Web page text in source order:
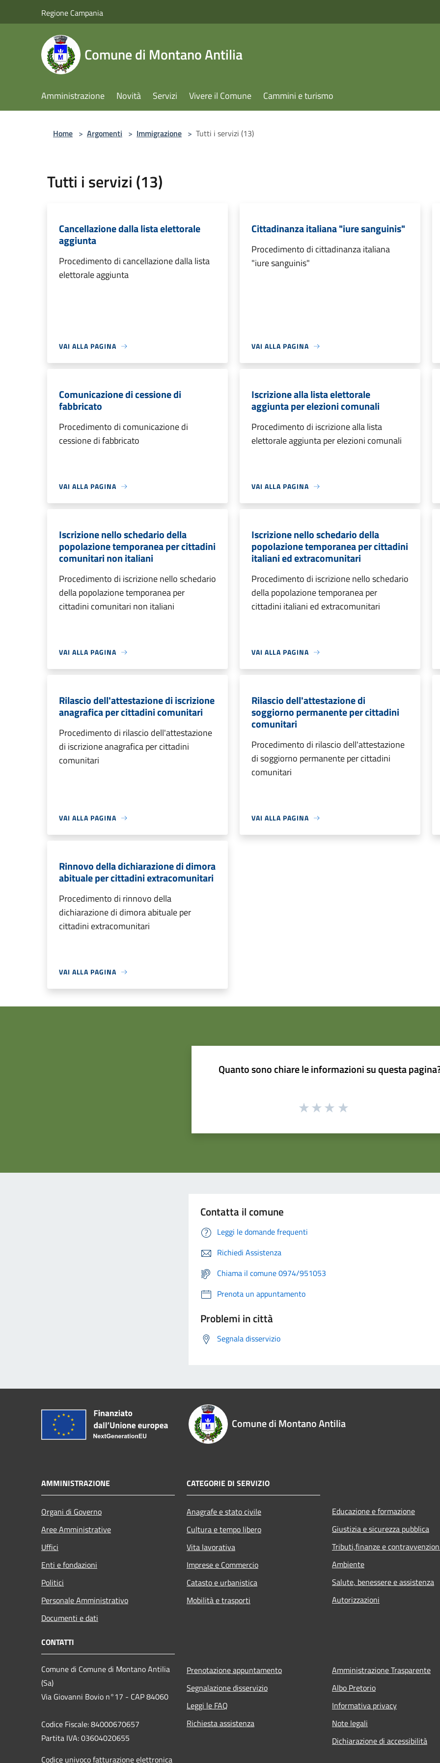
Regione Campania
Comune di Montano Antilia
Amministrazione Novità Servizi Vivere il Comune Cammini e turismo
Home > Argomenti > Immigrazione > Tutti i servizi (13)
Tutti i servizi (13)
Cancellazione dalla lista elettorale
aggiunta
Procedimento di cancellazione dalla lista
elettorale aggiunta
VAI ALLA PAGINA
Cittadinanza italiana "iure sanguinis"
Procedimento di cittadinanza italiana
"iure sanguinis"
VAI ALLA PAGINA
Comunicazione di cessione di
fabbricato
Procedimento di comunicazione di
cessione di fabbricato
VAI ALLA PAGINA
Iscrizione alla lista elettorale
aggiunta per elezioni comunali
Procedimento di iscrizione alla lista
elettorale aggiunta per elezioni comunali
VAI ALLA PAGINA
Iscrizione nello schedario della
popolazione temporanea per cittadini
comunitari non italiani
Procedimento di iscrizione nello schedario
della popolazione temporanea per
cittadini comunitari non italiani
VAI ALLA PAGINA
Iscrizione nello schedario della
popolazione temporanea per cittadini
italiani ed extracomunitari
Procedimento di iscrizione nello schedario
della popolazione temporanea per
cittadini italiani ed extracomunitari
VAI ALLA PAGINA
Rilascio dell'attestazione di iscrizione
anagrafica per cittadini comunitari
Procedimento di rilascio dell'attestazione
di iscrizione anagrafica per cittadini
comunitari
VAI ALLA PAGINA
Rilascio dell'attestazione di
soggiorno permanente per cittadini
comunitari
Procedimento di rilascio dell'attestazione
di soggiorno permanente per cittadini
comunitari
VAI ALLA PAGINA
Rinnovo della dichiarazione di dimora
abituale per cittadini extracomunitari
Procedimento di rinnovo della
dichiarazione di dimora abituale per
cittadini extracomunitari
VAI ALLA PAGINA
Quanto sono chiare le informazioni su questa
Contatta il comune
Leggi le domande frequenti
Richiedi Assistenza
Chiama il comune 0974/951053
Prenota un appuntamento
Problemi in città
Segnala disservizio
Comune di Montano Antilia
AMMINISTRAZIONE
Organi di Governo
Aree Amministrative
Uffici
Enti e fondazioni
Politici
Personale Amministrativo
Documenti e dati
CATEGORIE DI SERVIZIO
Anagrafe e stato civile
Cultura e tempo libero
Vita lavorativa
Imprese e Commercio
Catasto e urbanistica
Mobilità e trasporti
Educazione e formazione
Giustizia e sicurezza pubblica
Tributi,finanze e
Ambiente
Salute, benessere e assistenza
Autorizzazioni
CONTATTI
Comune di Comune di Montano Antilia
(Sa)
Via Giovanni Bovio n°17 - CAP 84060
Codice Fiscale: 84000670657
Partita IVA: 03604020655
Codice univoco fatturazione elettronica
Prenotazione appuntamento
Segnalazione disservizio
Leggi le FAQ
Richiesta assistenza
Amministrazione Trasparente
Albo Pretorio
Informativa privacy
Note legali
Dichiarazione di accessibilità